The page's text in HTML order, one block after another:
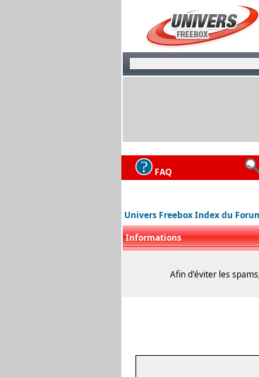
FAQ
Univers Freebox Index du
Informations
Afin d'éviter les